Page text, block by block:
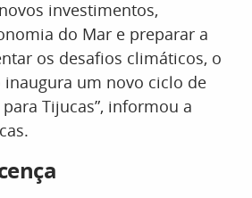
investimentos,
do Mar e preparar a
os desafios climáticos, o
um novo ciclo de
Tijucas”, informou a